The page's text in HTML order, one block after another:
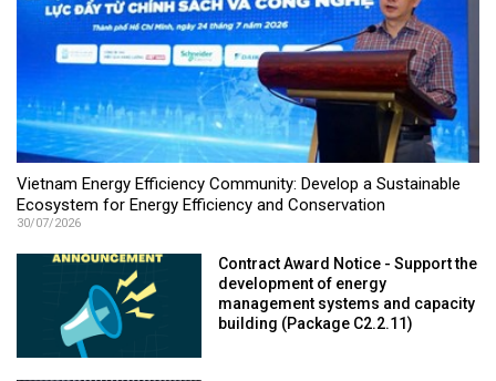
Vietnam Energy Efficiency Community: Develop a Sustainable
Ecosystem for Energy Efficiency and Conservation
30/07/2026
Contract Award Notice - Support the
development of energy
management systems and capacity
building (Package C2.2.11)